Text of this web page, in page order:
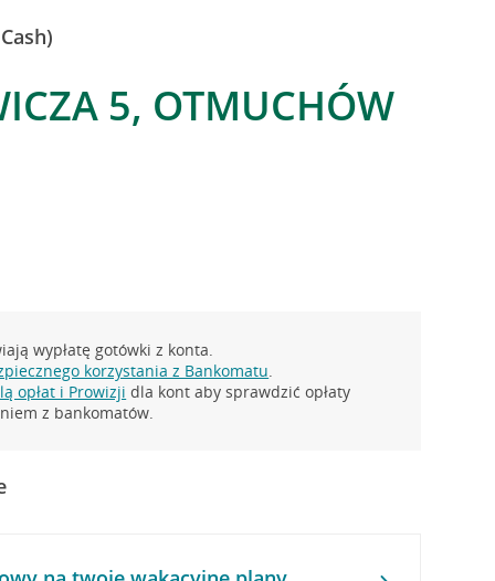
5, OTMUCHÓW
wypłatę gotówki z konta.
korzystania z Bankomatu.
opłat i Prowizji dla kont aby sprawdzić opłaty
z bankomatów.